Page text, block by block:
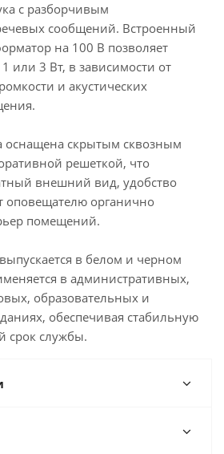
с разборчивым
сообщений. Встроенный
на 100 В позволяет
или 3 Вт, в зависимости от
и акустических
оснащена скрытым сквозным
решеткой, что
внешний вид, удобство
оповещателю органично
помещений.
в белом и черном
в административных,
образовательных и
обеспечивая стабильную
срок службы.